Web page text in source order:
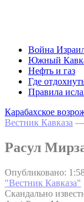
Война
Южный
Нефть и газ
Где
Правила
Карабахское
Вестник Кавказа —
Расул
Опубликовано:
"Вестник Кавказа"
Скандально